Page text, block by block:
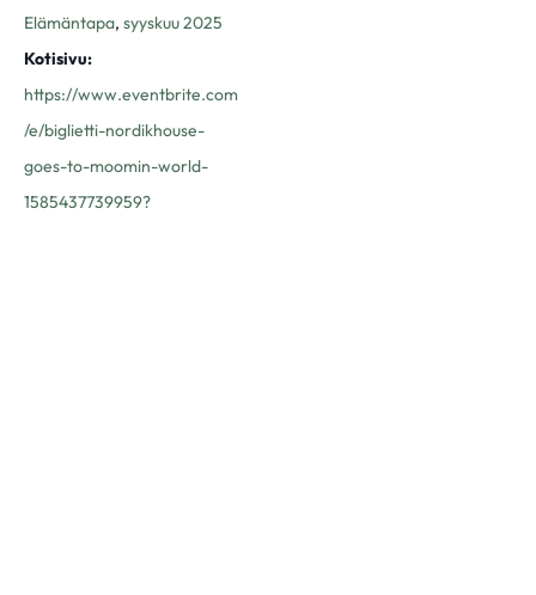
Elämäntapa, syyskuu 2025
Kotisivu:
https://www.eventbrite.com
/e/biglietti-nordikhouse-
goes-to-moomin-world-
1585437739959?